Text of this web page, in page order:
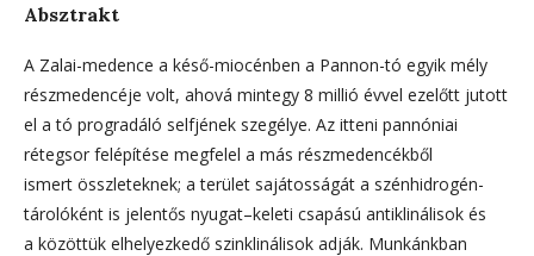
Absztrakt
A Zalai-medence a késő-miocénben a Pannon-tó egyik mély
részmedencéje volt, ahová mintegy 8 millió évvel ezelőtt jutott
el a tó progradáló selfjének szegélye. Az itteni pannóniai
rétegsor felépítése megfelel a más részmedencékből
ismert összleteknek; a terület sajátosságát a szénhidrogén-
tárolóként is jelentős nyugat–keleti csapású antiklinálisok és
a közöttük elhelyezkedő szinklinálisok adják. Munkánkban